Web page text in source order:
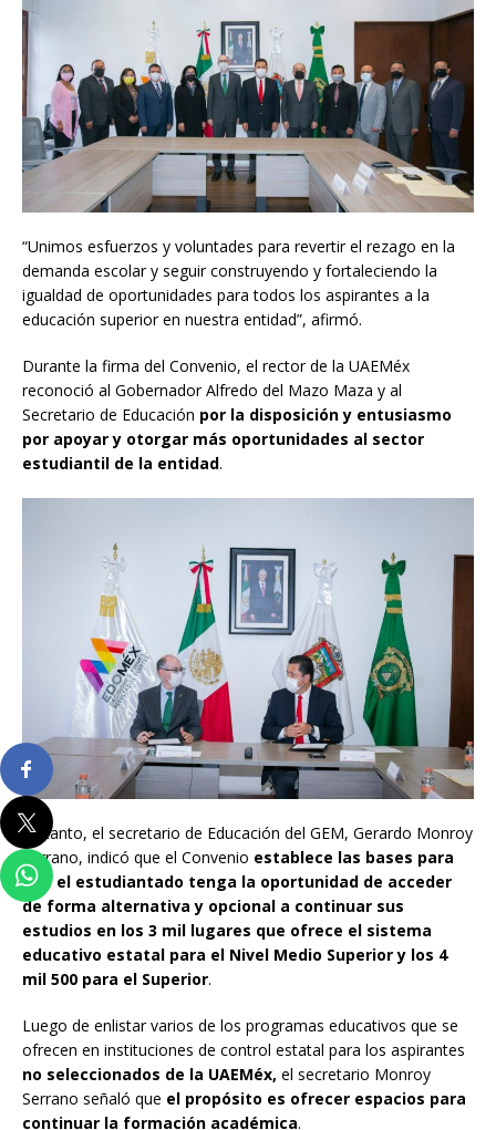
“Unimos esfuerzos y voluntades para revertir el rezago en la
demanda escolar y seguir construyendo y fortaleciendo la
igualdad de oportunidades para todos los aspirantes a la
educación superior en nuestra entidad”, afirmó.
Durante la firma del Convenio, el rector de la UAEMéx
reconoció al Gobernador Alfredo del Mazo Maza y al
Secretario de Educación por la disposición y entusiasmo
por apoyar y otorgar más oportunidades al sector
estudiantil de la entidad.
En tanto, el secretario de Educación del GEM, Gerardo Monroy
Serrano, indicó que el Convenio establece las bases para
que el estudiantado tenga la oportunidad de acceder
de forma alternativa y opcional a continuar sus
estudios en los 3 mil lugares que ofrece el sistema
educativo estatal para el Nivel Medio Superior y los 4
mil 500 para el Superior.
Luego de enlistar varios de los programas educativos que se
ofrecen en instituciones de control estatal para los aspirantes
no seleccionados de la UAEMéx, el secretario Monroy
Serrano señaló que el propósito es ofrecer espacios para
continuar la formación académica.